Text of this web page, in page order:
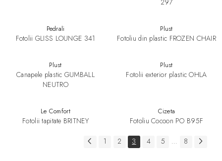
297
Pedrali
Fotolii GLISS LOUNGE 341
Plust
Fotoliu din plastic FROZEN CHAIR
Plust
Canapele plastic GUMBALL
NEUTRO
Plust
Fotolii exterior plastic OHLA
Le Comfort
Fotolii tapitate BRITNEY
Cizeta
Fotoliu Cocoon PO B95F
1 2 3 4 5 ... 8